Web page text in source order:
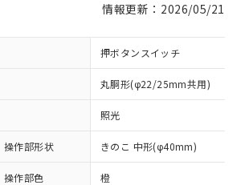
情報更新：2026/05/21
押ボタンスイッチ
丸胴形(φ22/25mm共用)
照光
操作部形状 きのこ 中形(φ40mm)
操作部色 橙